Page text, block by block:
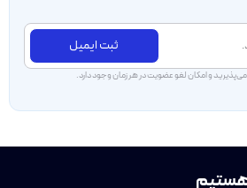
ثبت ایمیل
می‌پذیرید و امکان لغو عضویت در هر زمان وجود دارد.
هستیم